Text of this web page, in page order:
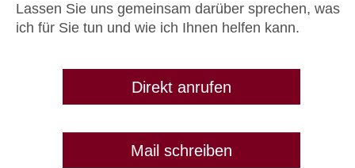
Lassen Sie uns gemeinsam darüber sprechen, was
ich für Sie tun und wie ich Ihnen helfen kann.
Direkt anrufen
Mail schreiben